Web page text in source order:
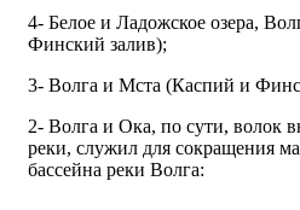
4- Белое и Ладожское озера,
Финский залив);
3- Волга и Мста (Каспий и
2- Волга и Ока, по сути, волок
реки, служил для сокращения
бассейна реки Волга: